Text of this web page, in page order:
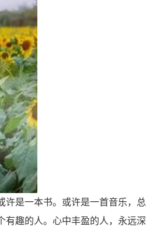
许是一本书。或许是一首音乐，总
有趣的人。心中丰盈的人，永远深